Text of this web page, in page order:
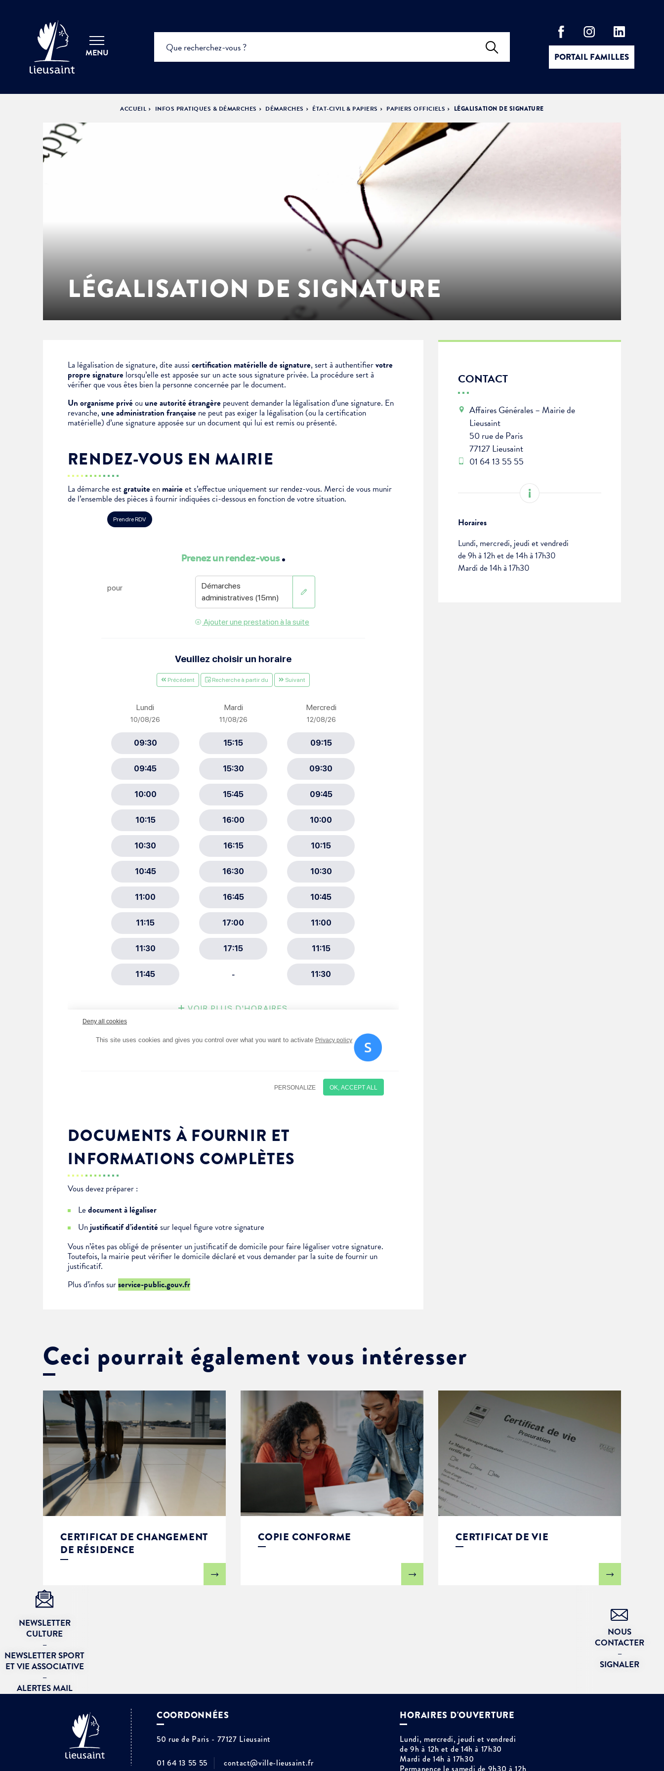
MENU PORTAIL FAMILLES
Cadre de vie
Culture
Solidarité
Annuaires & carte interactive
Je suis senior
Je suis étudiant
Logement
État-civil & papiers
Location de salles
Urbanisme
Séances du Conseil municipal
Actes administratifs
Ville éducative
Ville écologique
DÉMOCRATIE
PARTICIPATIVE
ACCUEIL INFOS PRATIQUES & DÉMARCHES DÉMARCHES ÉTAT-CIVIL & PAPIERS PAPIERS OFFICIELS LÉGALISATION DE SIGNATURE
LÉGALISATION DE SIGNATURE
La légalisation de signature, dite aussi certification matérielle de signature, sert à authentifiervotre
propre signature lorsqu’elle est apposée sur unacte sous signature privée. La procédure sert à
vérifier que vous êtes bien la personne concernée par le document.
Un organisme privéou une autorité étrangère peuvent demander la légalisation d’une signature. En
revanche, une administration française ne peut pas exiger la légalisation (ou la certification
matérielle) d’une signature apposée sur un document qui lui est remis ou présenté.
RENDEZ-VOUS EN MAIRIE
La démarche estgratuiteen mairieet s’effectue uniquement sur rendez-vous. Merci de vous munir
de l’ensemble des pièces à fournir indiquées ci-dessous en fonction de votre situation.
DOCUMENTS À FOURNIR ET
INFORMATIONS COMPLÈTES
Vous devez préparer :
Le document à légaliser
Un justificatif d’identitésur lequel figure votre signature
Vous n’êtes pas obligé de présenter un justificatif de domicile pour faire légaliser votre signature.
Toutefois, la mairie peut vérifier le domicile déclaré et vous demander par la suite de fournir un
justificatif.
Plus d’infos surservice-public.gouv.fr
CONTACT
Affaires Générales – Mairie de
Lieusaint
50 rue de Paris
77127 Lieusaint
01 64 13 55 55
Horaires
Lundi, mercredi, jeudi et vendredi
de 9h à 12h et de 14h à 17h30
Mardi de 14h à 17h30
Ceci pourrait également vous intéresser
CERTIFICAT DE CHANGEMENT
DE RÉSIDENCE
COPIE CONFORME CERTIFICAT DE VIE
NEWSLETTER
CULTURE
–
NEWSLETTER SPORT
ET VIE ASSOCIATIVE
–
ALERTES MAIL
NOUS
CONTACTER
–
SIGNALER
COORDONNÉES
50 rue de Paris - 77127 Lieusaint
01 64 13 55 55 contact@ville-lieusaint.fr
HORAIRES D'OUVERTURE
Lundi, mercredi, jeudi et vendredi
de 9h à 12h et de 14h à 17h30
Mardi de 14h à 17h30
Choisissez votre abonnement :
Alertes Mail
Newsletter Culture
Newsletter Sport et Vie associative